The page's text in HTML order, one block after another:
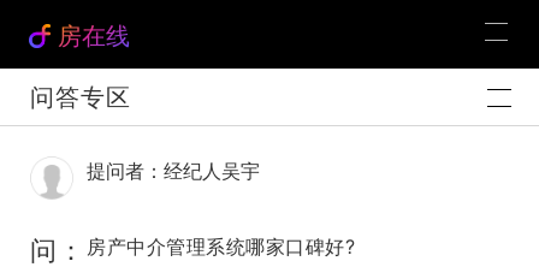
房在线
问答专区
提问者：经纪人吴宇
问： 房产中介管理系统哪家口碑好?